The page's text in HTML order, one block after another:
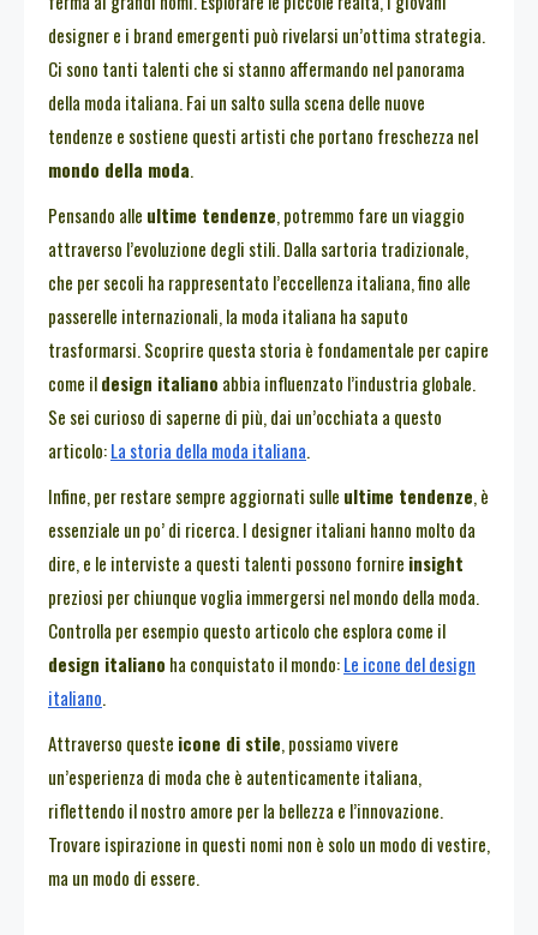
designer e i brand emergenti può rivelarsi un’ottima strategia.
Ci sono tanti talenti che si stanno affermando nel panorama
della moda italiana. Fai un salto sulla scena delle nuove
tendenze e sostiene questi artisti che portano freschezza nel
mondo della moda.
Pensando alle ultime tendenze, potremmo fare un viaggio
attraverso l’evoluzione degli stili. Dalla sartoria tradizionale,
che per secoli ha rappresentato l’eccellenza italiana, fino alle
passerelle internazionali, la moda italiana ha saputo
trasformarsi. Scoprire questa storia è fondamentale per capire
come ildesign italiano abbia influenzato l’industria globale.
Se sei curioso di saperne di più, dai un’occhiata a questo
articolo:La storia della moda italiana.
Infine, per restare sempre aggiornati sulle ultime tendenze, è
essenziale un po’ di ricerca. I designer italiani hanno molto da
dire, e le interviste a questi talenti possono fornire insight
preziosi per chiunque voglia immergersi nel mondo della moda.
Controlla per esempio questo articolo che esplora come il
design italiano ha conquistato il mondo:Le icone del design
italiano.
Attraverso queste icone di stile, possiamo vivere
un’esperienza di moda che è autenticamente italiana,
riflettendo il nostro amore per la bellezza e l’innovazione.
Trovare ispirazione in questi nomi non è solo un modo di vestire,
ma un modo di essere.